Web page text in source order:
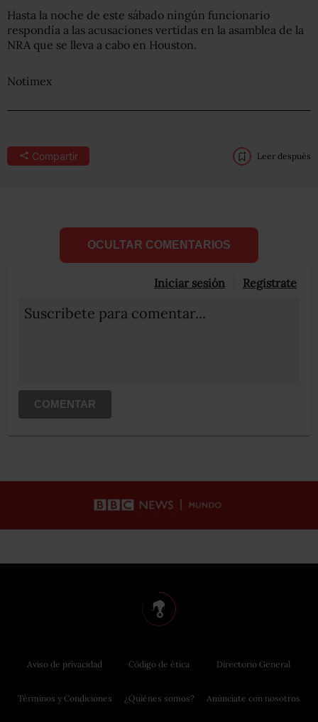
Hasta la noche de este sábado ningún funcionario
respondía a las acusaciones vertidas en la asamblea de la
NRA que se lleva a cabo en Houston.
Notimex
Compartir Leer después
OCULTAR COMENTARIOS
Iniciar sesión Registrate
Suscribete para comentar...
COMENTAR
Aviso de privacidad
Términos y Condiciones
Código de ética
¿Quiénes somos?
Directorio General
Anúnciate con nosotros